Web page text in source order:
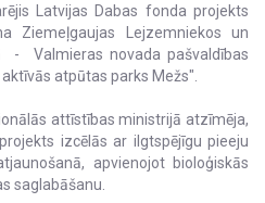
Latvijas Dabas fonda projekts
Ziemeļgaujas Lejzemniekos un
- Valmieras novada pašvaldības
atpūtas parks Mežs".
attīstības ministrijā atzīmēja,
izcēlās ar ilgtspējīgu pieeju
apvienojot bioloģiskās
saglabāšanu.